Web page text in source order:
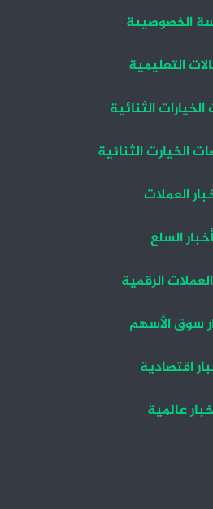
الخصوصيىة
التعليمية
الثنائية
الخيارت الثنائية
العملات
أخبار السلع
الرقمية
سوق الأسهم
اقتصادية
عالمية